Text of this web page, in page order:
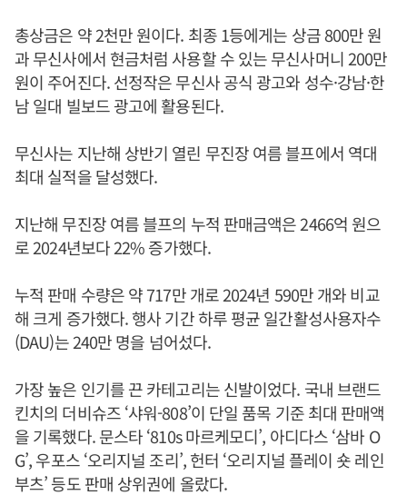
총상금은 약 2천만 원이다. 최종 1등에게는 상금 800만 원
과 무신사에서 현금처럼 사용할 수 있는 무신사머니 200만
원이 주어진다. 선정작은 무신사 공식 광고와 성수·강남·한
남 일대 빌보드 광고에 활용된다.
무신사는 지난해 상반기 열린 무진장 여름 블프에서 역대
최대 실적을 달성했다.
지난해 무진장 여름 블프의 누적 판매금액은 2466억 원으
로 2024년보다 22% 증가했다.
누적 판매 수량은 약 717만 개로 2024년 590만 개와 비교
해 크게 증가했다. 행사 기간 하루 평균 일간활성사용자수
(DAU)는 240만 명을 넘어섰다.
가장 높은 인기를 끈 카테고리는 신발이었다. 국내 브랜드
킨치의 더비슈즈 ‘샤워-808’이 단일 품목 기준 최대 판매액
을 기록했다. 문스타 ‘810s 마르케모디’, 아디다스 ‘삼바 O
G’, 우포스 ‘오리지널 조리’, 헌터 ‘오리지널 플레이 숏 레인
부츠’ 등도 판매 상위권에 올랐다.